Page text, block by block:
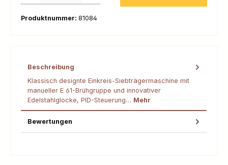
Produktnummer: 81084
Beschreibung
Klassisch designte Einkreis-Siebträgermaschine mit
manueller E 61-Brühgruppe und innovativer
Edelstahlglocke, PID-Steuerung… Mehr
Bewertungen